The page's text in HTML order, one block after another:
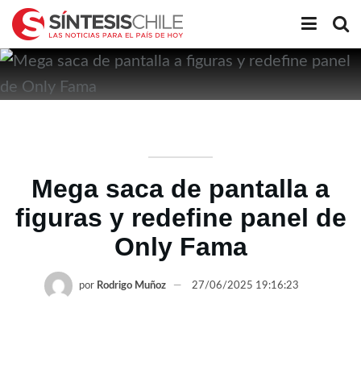
Mega saca de pantalla a
figuras y redefine panel de
Only Fama
por Rodrigo Muñoz 27/06/2025 19:16:23